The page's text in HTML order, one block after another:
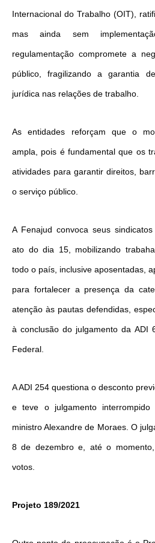
Internacional do Trabalho (OIT),
mas ainda sem
regulamentação compromete a
público, fragilizando a garantia
jurídica nas relações de trabalho.
As entidades reforçam que o
ampla, pois é fundamental que os
atividades para garantir direitos,
o serviço público.
A Fenajud convoca seus
ato do dia 15, mobilizando
todo o país, inclusive aposentadas,
para fortalecer a presença da
atenção às pautas defendidas,
à conclusão do julgamento da ADI
Federal.
A ADI 254 questiona o desconto
e teve o julgamento
ministro Alexandre de Moraes. O
8 de dezembro e, até o
votos.
Projeto 189/2021